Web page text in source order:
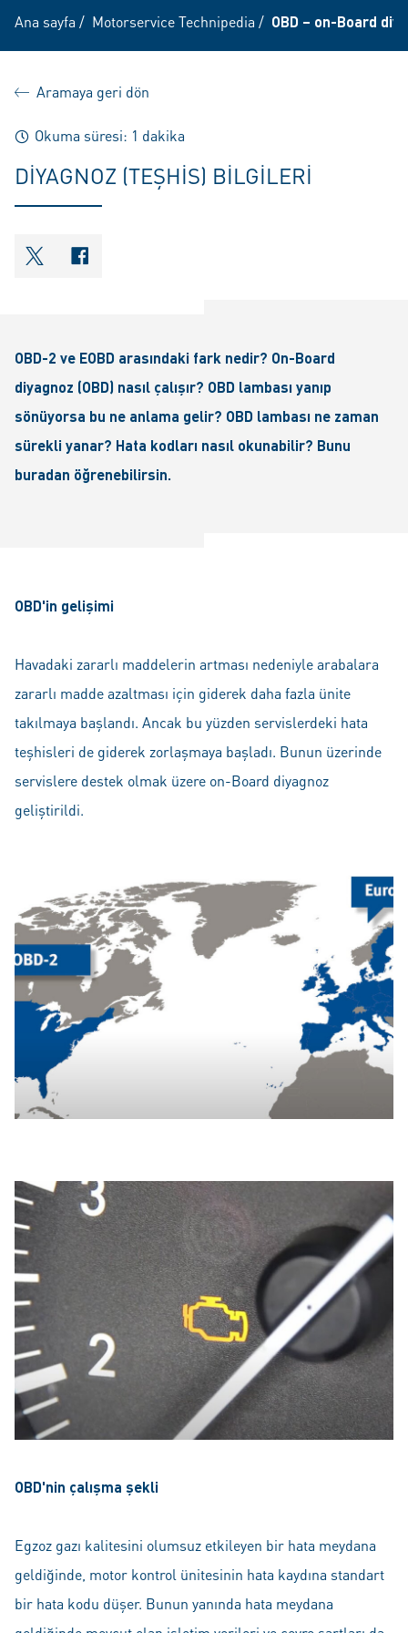
Ana sayfa / Motorservice Technipedia / OBD – on-Board
Aramaya geri dön
Okuma süresi: 1 dakika
DIYAGNOZ (TEŞHIS) BILGILERI
shareOntwitter
shareOnfacebook
OBD-2 ve EOBD arasındaki fark nedir? On-Board
diyagnoz (OBD) nasıl çalışır? OBD lambası yanıp
sönüyorsa bu ne anlama gelir? OBD lambası ne zaman
sürekli yanar? Hata kodları nasıl okunabilir? Bunu
buradan öğrenebilirsin.
OBD'in gelişimi
Havadaki zararlı maddelerin artması nedeniyle arabalara
zararlı madde azaltması için giderek daha fazla ünite
takılmaya başlandı. Ancak bu yüzden servislerdeki hata
teşhisleri de giderek zorlaşmaya başladı. Bunun üzerinde
servislere destek olmak üzere on-Board diyagnoz
geliştirildi.
OBD'nin çalışma şekli
Egzoz gazı kalitesini olumsuz etkileyen bir hata meydana
geldiğinde, motor kontrol ünitesinin hata kaydına standart
bir hata kodu düşer. Bunun yanında hata meydana